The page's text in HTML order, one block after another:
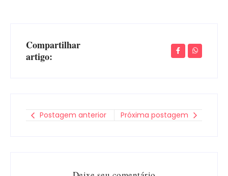
Compartilhar
artigo:
Postagem anterior Próxima postagem